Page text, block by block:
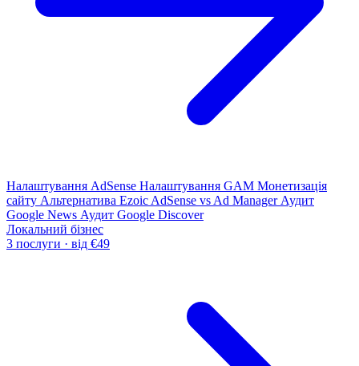
Налаштування AdSense Налаштування GAM Монетизація
сайту Альтернатива Ezoic AdSense vs Ad Manager Аудит
Google News Аудит Google Discover
Локальний бізнес
3 послуги · від €49